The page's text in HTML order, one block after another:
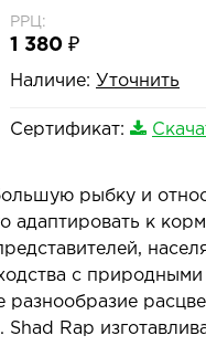
РРЦ:
1 380 ₽
Наличие: Уточнить
Сертификат:
рыбку и
адаптировать к
с
разнообразие
Rap